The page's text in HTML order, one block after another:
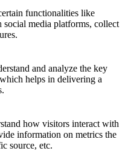
functionalities like
social media platforms, collect
and analyze the key
helps in delivering a
how visitors interact with
information on metrics the
source, etc.